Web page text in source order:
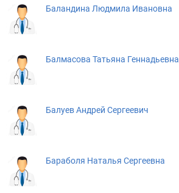
Баландина Людмила Ивановна
Балмасова Татьяна Геннадьевна
Балуев Андрей Сергеевич
Бараболя Наталья Сергеевна